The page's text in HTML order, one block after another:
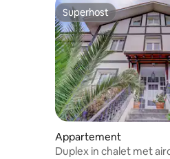
Superhost
Superhost
Appartement
Duplex in chalet met